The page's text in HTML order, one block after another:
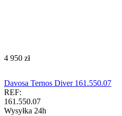
‍4 950‍ zł
Davosa Ternos Diver 161.550.07
REF:
161.550.07
Wysyłka 24h